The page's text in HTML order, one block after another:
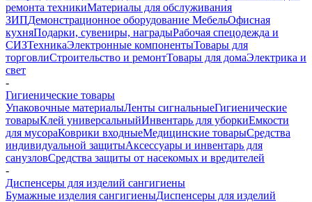
ремонта техникиМатериалы для обслуживания
ЗИПДемонстрационное оборудование МебельОфисная
кухняПодарки, сувениры, наградыРабочая спецодежда и
СИЗТехникаЭлектронные компонентыТовары для
торговлиСтроительство и ремонтТовары для домаЭлектрика и
свет
-
Гигиенические товары
Упаковочные материалыЛенты сигнальныеГигиенические
товарыКлей универсальныйИнвентарь для уборкиЕмкости
для мусораКоврики входныеМедицинские товарыСредства
индивидуальной защитыАксессуары и инвентарь для
санузловСредства защиты от насекомых и вредителей
-
Диспенсеры для изделий сангигиены
Бумажные изделия сангигиеныДиспенсеры для изделий